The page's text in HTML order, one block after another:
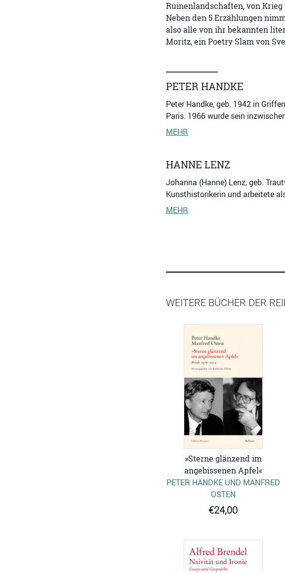
Ruinenlandschaften, von
Neben den 5 Erzählungen
also alle von ihr bekannten
Moritz, ein Poetry Slam von
PETER HANDKE
Peter Handke, geb. 1942 in
Paris. 1966 wurde sein
MEHR
HANNE LENZ
Johanna (Hanne) Lenz, geb.
Kunsthistorikerin und arbeitete
MEHR
WEITERE BÜCHER DER
»Sterne glänzend im
angebissenen Apfel«
PETER HANDKE UND MANFRED
OSTEN
€24,00